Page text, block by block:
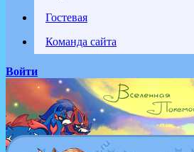
Гостевая
Команда сайта
Войти